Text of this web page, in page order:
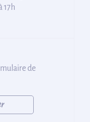
17h
de